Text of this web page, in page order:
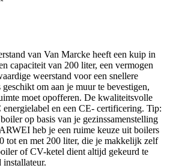
van Van Marcke heeft een kuip in
capaciteit van 200 liter, een vermogen
weerstand voor een snellere
om aan je muur te bevestigen,
moet opofferen. De kwaliteitsvolle
energielabel en een CE- certificering. Tip:
op basis van je gezinssamenstelling
heb je een ruime keuze uit boilers
tot en met 200 liter, die je makkelijk zelf
of CV-ketel dient altijd gekeurd te